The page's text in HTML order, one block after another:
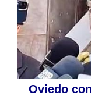
Oviedo